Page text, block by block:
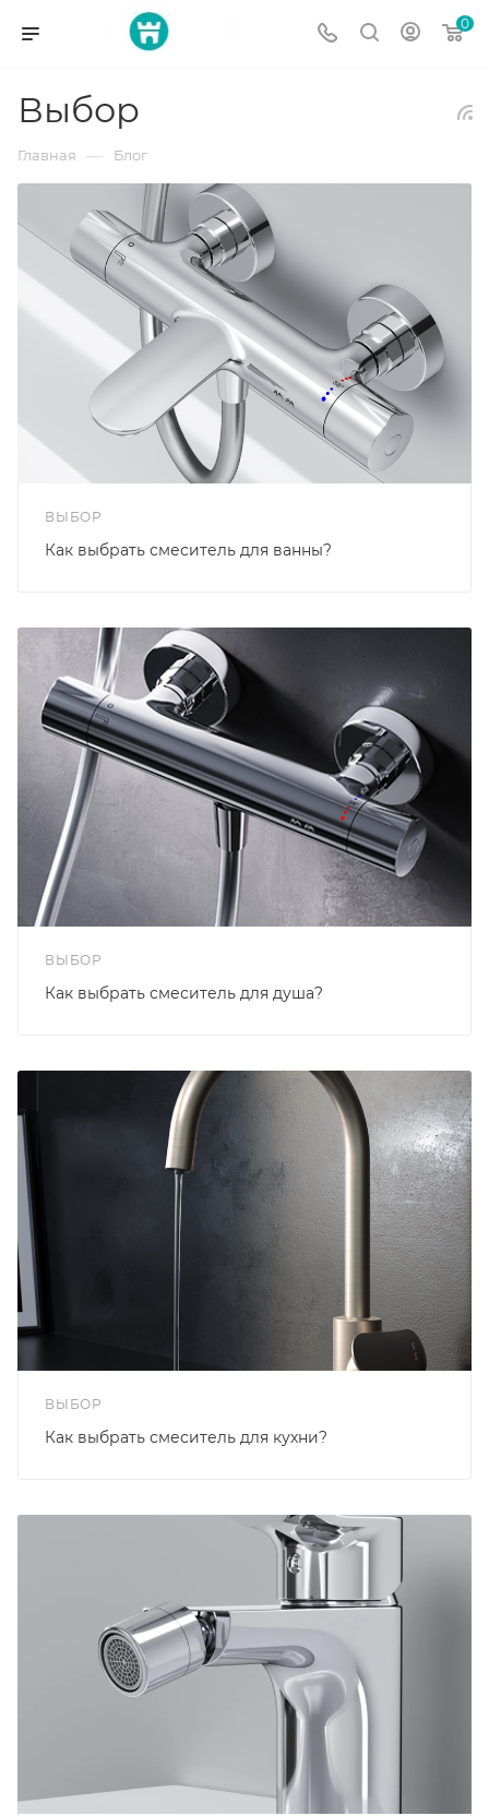
0
Выбор
Главная — Блог
ВЫБОР
Как выбрать смеситель для ванны?
ВЫБОР
Как выбрать смеситель для душа?
ВЫБОР
Как выбрать смеситель для кухни?